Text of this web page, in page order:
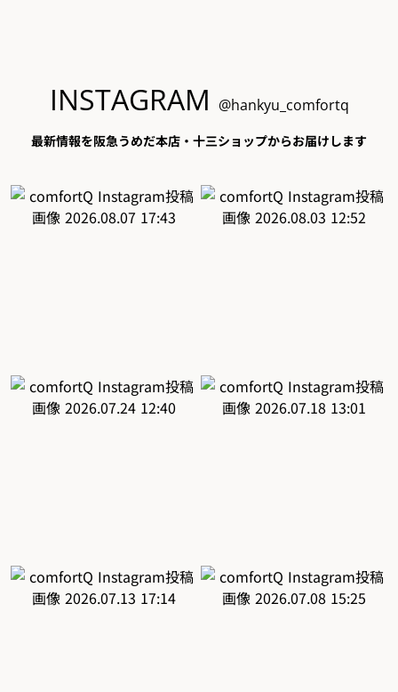
INSTAGRAM @hankyu_comfortq
最新情報を阪急うめだ本店・十三ショップからお届けします